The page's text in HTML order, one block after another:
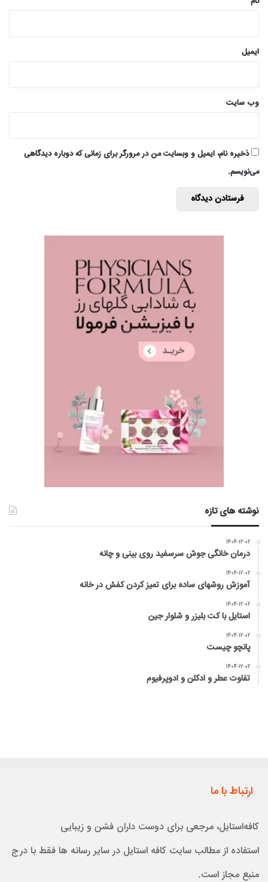
ایمیل
وب‌ سایت
ذخیره نام، ایمیل و وبسایت من در مرورگر برای زمانی که دوباره دیدگاهی
می‌نویسم.
نوشته های تازه
۱۴۰۴-۱۲-۰۲
درمان خانگی جوش سرسفید روی بینی و چانه
۱۴۰۴-۱۲-۰۲
آموزش روشهای ساده برای تمیز کردن کفش در خانه
۱۴۰۴-۱۲-۰۲
استایل با کت بلیزر و شلوار جین
۱۴۰۴-۱۲-۰۲
پانچو چیست
۱۴۰۴-۱۲-۰۲
تفاوت عطر و ادکلن و ادوپرفیوم
ارتباط با ما
کافه‌استایل، مرجعی برای دوست داران فشن و زیبایی
استفاده از مطالب سایت کافه استایل در سایر رسانه ها فقط با درج
منبع مجاز است.